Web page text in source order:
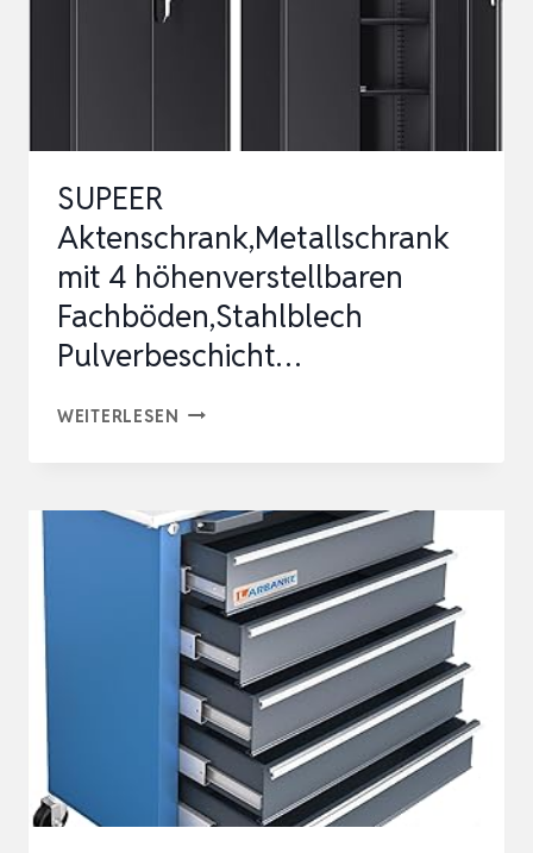
SUPEER
Aktenschrank,Metallschrank
mit 4 höhenverstellbaren
Fachböden,Stahlblech
Pulverbeschicht…
WEITERLESEN SUPEER
4
HÖHENVERSTELLBAREN
FACHBÖDEN,STAHLBLECH
PULVERBESCHICHT…